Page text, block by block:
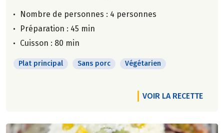
Nombre de personnes : 4 personnes
Préparation : 45 min
Cuisson : 80 min
Plat principal Sans porc Végétarien
VOIR LA RECETTE